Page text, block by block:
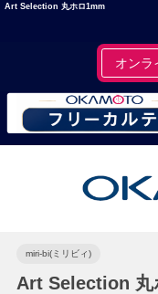
Art Selection 丸ホロ1mm
オン
miri-bi(ミリビィ)
Art Selection 丸